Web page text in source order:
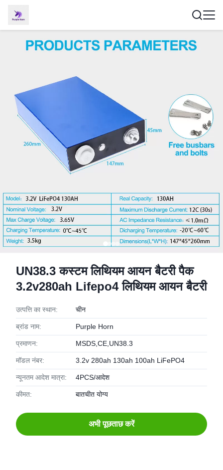
UN38.3 कस्टम लिथियम आयन बैटरी पैक
3.2v280ah Lifepo4 लिथियम आयन बैटरी
उत्पत्ति का स्थान: चीन
ब्रांड नाम: Purple Horn
प्रमाणन: MSDS,CE,UN38.3
मॉडल नंबर: 3.2v 280ah 130ah 100ah LiFePO4
न्यूनतम आदेश मात्रा: 4PCS/आदेश
कीमत: बातचीत योग्य
अभी पूछताछ करें